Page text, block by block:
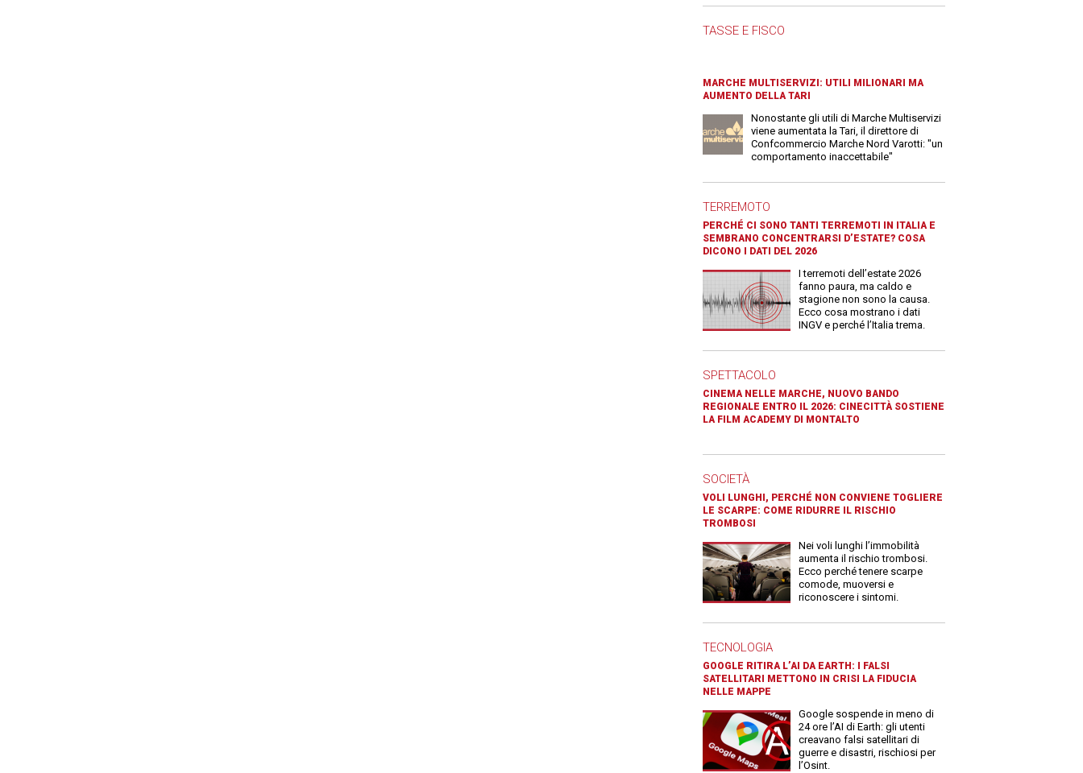
TASSE E FISCO
MARCHE MULTISERVIZI: UTILI MILIONARI MA
AUMENTO DELLA TARI
Nonostante gli utili di Marche Multiservizi
viene aumentata la Tari, il direttore di
Confcommercio Marche Nord Varotti: "un
comportamento inaccettabile"
TERREMOTO
PERCHÉ CI SONO TANTI TERREMOTI IN ITALIA E
SEMBRANO CONCENTRARSI D’ESTATE? COSA
DICONO I DATI DEL 2026
I terremoti dell’estate 2026
fanno paura, ma caldo e
stagione non sono la causa.
Ecco cosa mostrano i dati
INGV e perché l’Italia trema.
SPETTACOLO
CINEMA NELLE MARCHE, NUOVO BANDO
REGIONALE ENTRO IL 2026: CINECITTÀ SOSTIENE
LA FILM ACADEMY DI MONTALTO
SOCIETÀ
VOLI LUNGHI, PERCHÉ NON CONVIENE TOGLIERE
LE SCARPE: COME RIDURRE IL RISCHIO
TROMBOSI
Nei voli lunghi l’immobilità
aumenta il rischio trombosi.
Ecco perché tenere scarpe
comode, muoversi e
riconoscere i sintomi.
TECNOLOGIA
GOOGLE RITIRA L’AI DA EARTH: I FALSI
SATELLITARI METTONO IN CRISI LA FIDUCIA
NELLE MAPPE
Google sospende in meno di
24 ore l’AI di Earth: gli utenti
creavano falsi satellitari di
guerre e disastri, rischiosi per
l’Osint.